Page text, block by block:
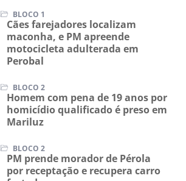
BLOCO 1
Cães farejadores localizam
maconha, e PM apreende
motocicleta adulterada em
Perobal
BLOCO 2
Homem com pena de 19 anos por
homicídio qualificado é preso em
Mariluz
BLOCO 2
PM prende morador de Pérola
por receptação e recupera carro